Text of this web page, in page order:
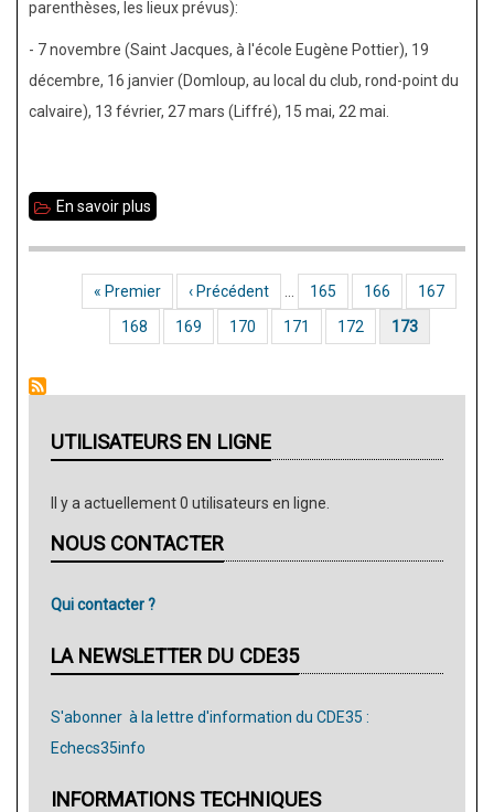
parenthèses, les lieux prévus):
- 7 novembre (Saint Jacques, à l'école Eugène Pottier), 19
décembre, 16 janvier (Domloup, au local du club, rond-point du
calvaire), 13 février, 27 mars (Liffré), 15 mai, 22 mai.
En savoir plus
Pagination
Première page
« Premier Page précédente
‹ Précédent Page
165 Page
166 Page
167
Page
168 Page
169 Page
170 Page
171 Page
172 Page courante
173
UTILISATEURS EN LIGNE
Il y a actuellement 0 utilisateurs en ligne.
NOUS CONTACTER
Qui contacter ?
LA NEWSLETTER DU CDE35
S'abonner à la lettre d'information du CDE35 :
Echecs35info
INFORMATIONS TECHNIQUES